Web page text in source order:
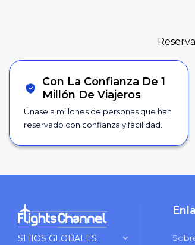
Con La Confianza De 1
Millón De Viajeros
Únase a millones de personas que han
reservado con confianza y facilidad.
SITIOS GLOBALES